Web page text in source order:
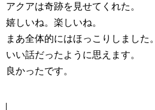
アクアは奇跡を見せてくれた。
嬉しいね。楽しいね。
まあ全体的にはほっこりしました。
いい話だったように思えます。
良かったです。